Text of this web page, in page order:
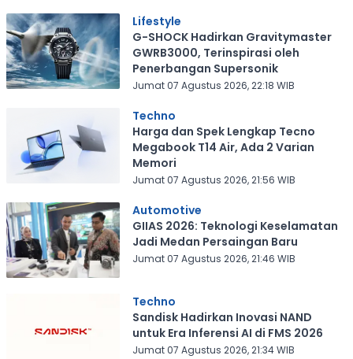
Lifestyle
G-SHOCK Hadirkan Gravitymaster
GWRB3000, Terinspirasi oleh
Penerbangan Supersonik
Jumat 07 Agustus 2026, 22:18 WIB
Techno
Harga dan Spek Lengkap Tecno
Megabook T14 Air, Ada 2 Varian
Memori
Jumat 07 Agustus 2026, 21:56 WIB
Automotive
GIIAS 2026: Teknologi Keselamatan
Jadi Medan Persaingan Baru
Jumat 07 Agustus 2026, 21:46 WIB
Techno
Sandisk Hadirkan Inovasi NAND
untuk Era Inferensi AI di FMS 2026
Jumat 07 Agustus 2026, 21:34 WIB